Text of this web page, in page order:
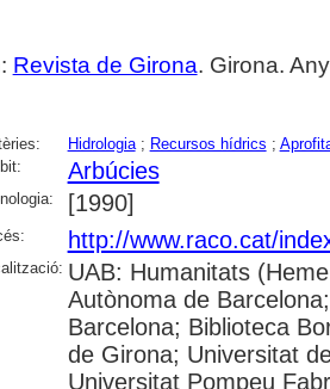
Revista de Girona. Girona.
Hidrologia; Recursos hídrics ;
Arbúcies
[1990]
http://www.raco.cat/
UAB: Humanitats
Autònoma de
Barcelona; Biblioteca
de Girona; Universitat
Universitat Pompeu